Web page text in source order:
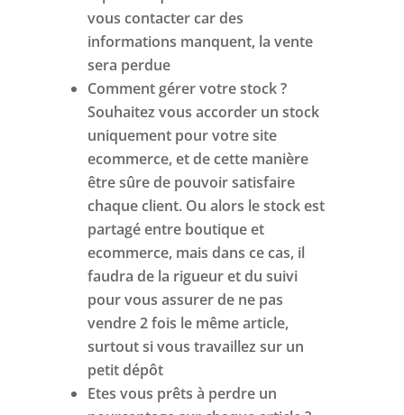
vous contacter car des
informations manquent, la vente
sera perdue
Comment gérer votre stock ?
Souhaitez vous accorder un stock
uniquement pour votre site
ecommerce, et de cette manière
être sûre de pouvoir satisfaire
chaque client. Ou alors le stock est
partagé entre boutique et
ecommerce, mais dans ce cas, il
faudra de la rigueur et du suivi
pour vous assurer de ne pas
vendre 2 fois le même article,
surtout si vous travaillez sur un
petit dépôt
Etes vous prêts à perdre un